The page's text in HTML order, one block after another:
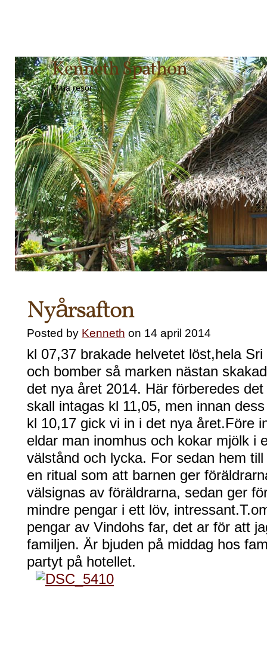
Kenneth Spathon
Mina resor
Nyårsafton
Posted by Kenneth on 14 april 2014
kl 07,37 brakade helvetet löst,hela
och bomber så marken nästan
det nya året 2014. Här förberedes
skall intagas kl 11,05, men innan
kl 10,17 gick vi in i det nya året.Före
eldar man inomhus och kokar mjölk i
välstånd och lycka. For sedan hem
en ritual som att barnen ger
välsignas av föräldrarna, sedan ger
mindre pengar i ett löv,
pengar av Vindohs far, det ar för att
familjen. Är bjuden på middag hos
partyt på hotellet.